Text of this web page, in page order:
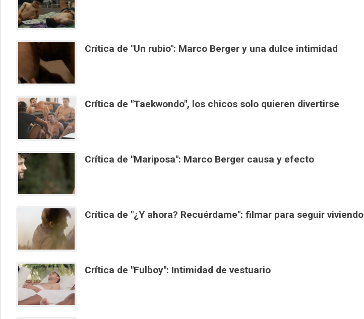
Crítica de "Un rubio": Marco Berger y una dulce intimidad
Crítica de "Taekwondo", los chicos solo quieren divertirse
Crítica de "Mariposa": Marco Berger causa y efecto
Crítica de "¿Y ahora? Recuérdame": filmar para seguir viviendo
Crítica de "Fulboy": Intimidad de vestuario